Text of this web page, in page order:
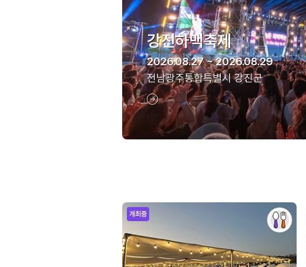
강진하맥축제
2026.08.27 ~ 2026.08.29
전남광주통합특별시 강진군
개최중